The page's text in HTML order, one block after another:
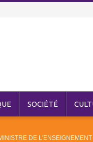
SOCIÉTÉ
DE